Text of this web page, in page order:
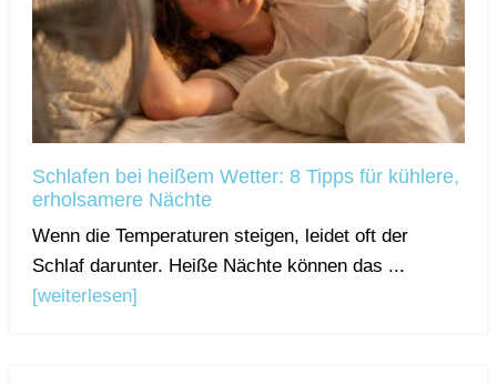
Schlafen bei heißem Wetter: 8 Tipps für kühlere,
erholsamere Nächte
Wenn die Temperaturen steigen, leidet oft der
Schlaf darunter. Heiße Nächte können das ...
[weiterlesen]